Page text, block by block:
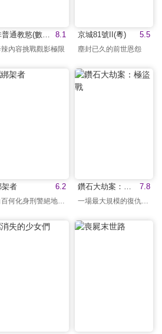
8.1
非普通教慾(數位修復版)
內容挑戰觀影極限
5.5
京城81號II(粵)
塵封已久的前世恩怨
6.2
架者
白百何化身刑警絕地緝凶
7.8
鑽石大劫案：極盜戰
一場最大規模的復仇對決